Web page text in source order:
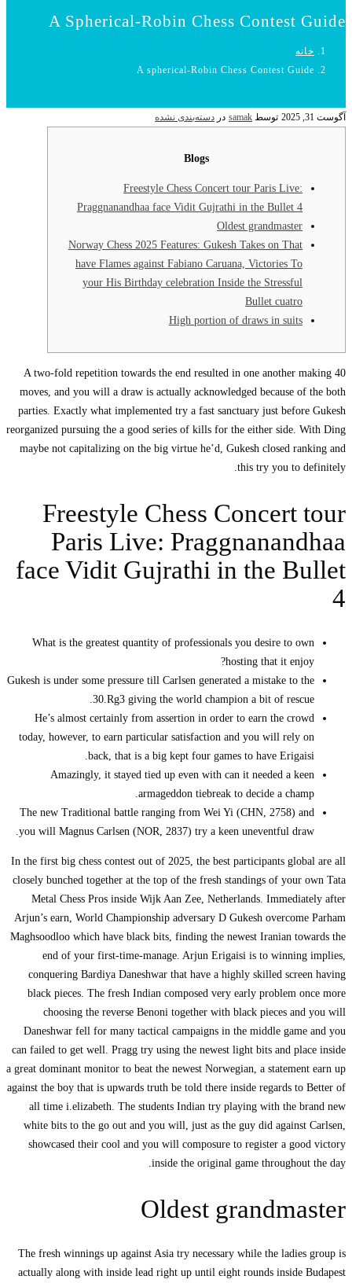
A Spherical-Robin Chess Contest Guide
خانه
A spherical-Robin Chess Contest Guide
آگوست 31, 2025 توسط samak در دسته‌بندی نشده
Blogs
Freestyle Chess Concert tour Paris Live:
Praggnanandhaa face Vidit Gujrathi in the Bullet 4
Oldest grandmaster
Norway Chess 2025 Features: Gukesh Takes on That
have Flames against Fabiano Caruana, Victories To
your His Birthday celebration Inside the Stressful
Bullet cuatro
High portion of draws in suits
A two-fold repetition towards the end resulted in one another making 40
moves, and you will a draw is actually acknowledged because of the both
parties. Exactly what implemented try a fast sanctuary just before Gukesh
reorganized pursuing the a good series of kills for the either side. With Ding
maybe not capitalizing on the big virtue he’d, Gukesh closed ranking and
this try you to definitely.
Freestyle Chess Concert tour
Paris Live: Praggnanandhaa
face Vidit Gujrathi in the Bullet
4
What is the greatest quantity of professionals you desire to own
hosting that it enjoy?
Gukesh is under some pressure till Carlsen generated a mistake to the
30.Rg3 giving the world champion a bit of rescue.
He’s almost certainly from assertion in order to earn the crowd
today, however, to earn particular satisfaction and you will rely on
back, that is a big kept four games to have Erigaisi.
Amazingly, it stayed tied up even with can it needed a keen
armageddon tiebreak to decide a champ.
The new Traditional battle ranging from Wei Yi (CHN, 2758) and
you will Magnus Carlsen (NOR, 2837) try a keen uneventful draw.
In the first big chess contest out of 2025, the best participants global are all
closely bunched together at the top of the fresh standings of your own Tata
Metal Chess Pros inside Wijk Aan Zee, Netherlands. Immediately after
Arjun’s earn, World Championship adversary D Gukesh overcome Parham
Maghsoodloo which have black bits, finding the newest Iranian towards the
end of your first-time-manage. Arjun Erigaisi is to winning implies,
conquering Bardiya Daneshwar that have a highly skilled screen having
black pieces. The fresh Indian composed very early problem once more
choosing the reverse Benoni together with black pieces and you will
Daneshwar fell for many tactical campaigns in the middle game and you
can failed to get well. Pragg try using the newest light bits and place inside
a great dominant monitor to beat the newest Norwegian, a statement earn up
against the boy that is upwards truth be told there inside regards to Better of
all time i.elizabeth. The students Indian try playing with the brand new
white bits to the go out and you will, just as the guy did against Carlsen,
showcased their cool and you will composure to register a good victory
inside the original game throughout the day.
Oldest grandmaster
The fresh winnings up against Asia try necessary while the ladies group is
actually along with inside lead right up until eight rounds inside Budapest